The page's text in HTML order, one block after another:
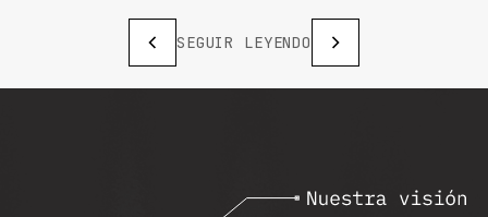
SEGUIR LEYENDO